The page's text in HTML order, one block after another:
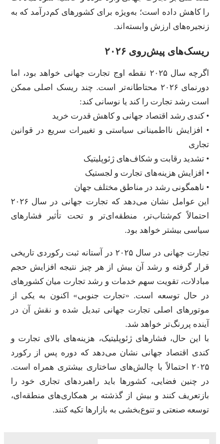
را کاهش داده است؛ به‌ویژه برای کشورهای کم‌درآمد که به
زنجیره‌های ارزش وابسته‌اند.
ریسک‌های پیش‌روی ۲۰۲۶
اگرچه سال ۲۰۲۵ نقطه اوج تجارت جهانی خواهد بود، اما
دورنمای ۲۰۲۶ محتاطانه‌تر است. چند ریسک اصلی ممکن
است رشد تجارت را کند یا نوسانی کند:
• کندی رشد اقتصاد جهانی و کاهش قدرت خرید
• افزایش نااطمینانی سیاستی و تغییرات سریع در قوانین
تجاری
• تشدید رقابت و شکاف‌های ژئوپلیتیک
• افزایش هزینه‌های تجارت و لجستیک
• ناهمگونی رشد در مناطق مختلف جهان
این عوامل نشان می‌دهد که تجارت جهانی در سال ۲۰۲۶
احتمالاً کم‌شتاب‌تر، منطقه‌ای‌تر و تحت تأثیر فشارهای
سیاسی بیشتر خواهد بود.
تجارت جهانی در سال ۲۰۲۵ در آستانه ثبت رکوردی تاریخی
قرار گرفته و رشد آن بیش از هر چیز نتیجه افزایش حجم
مبادلات، تقویت سهم خدمات و رشد تجارت میان کشورهای
در حال توسعه است. «تجارت جنوبی» اکنون به یکی از
موتورهای اصلی تجارت جهانی تبدیل شده و نقش آن در
آینده پررنگ‌تر خواهد شد.
با این حال، فشارهای ژئوپلیتیک، هزینه‌های بالای تجارت و
کندی اقتصاد جهانی نشان می‌دهد که دوره پس از رکورد
۲۰۲۵ احتمالاً با چالش‌های ساختاری بیشتری همراه است.
در چنین فضایی، کشورها باید راهبردهای تجاری خود را
بازتعریف کنند و بیش از گذشته بر همکاری‌های منطقه‌ای،
توسعه صنعتی و تنوع‌بخشی به بازارها تکیه کنند.